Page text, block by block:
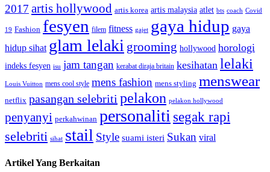
2017 artis hollywood artis korea artis malaysia atlet bts coach Covid
19 Fashion fesyen filem fitness gajet gaya hidup gaya
hidup sihat glam lelaki grooming hollywood horologi
indeks fesyen isu jam tangan kerabat diraja britain kesihatan lelaki
Louis Vuitton mens cool style mens fashion mens styling menswear
netflix pasangan selebriti pelakon pelakon hollywood
penyanyi perkahwinan personaliti segak rapi
selebriti sihat stail Style suami isteri Sukan viral
Artikel Yang Berkaitan